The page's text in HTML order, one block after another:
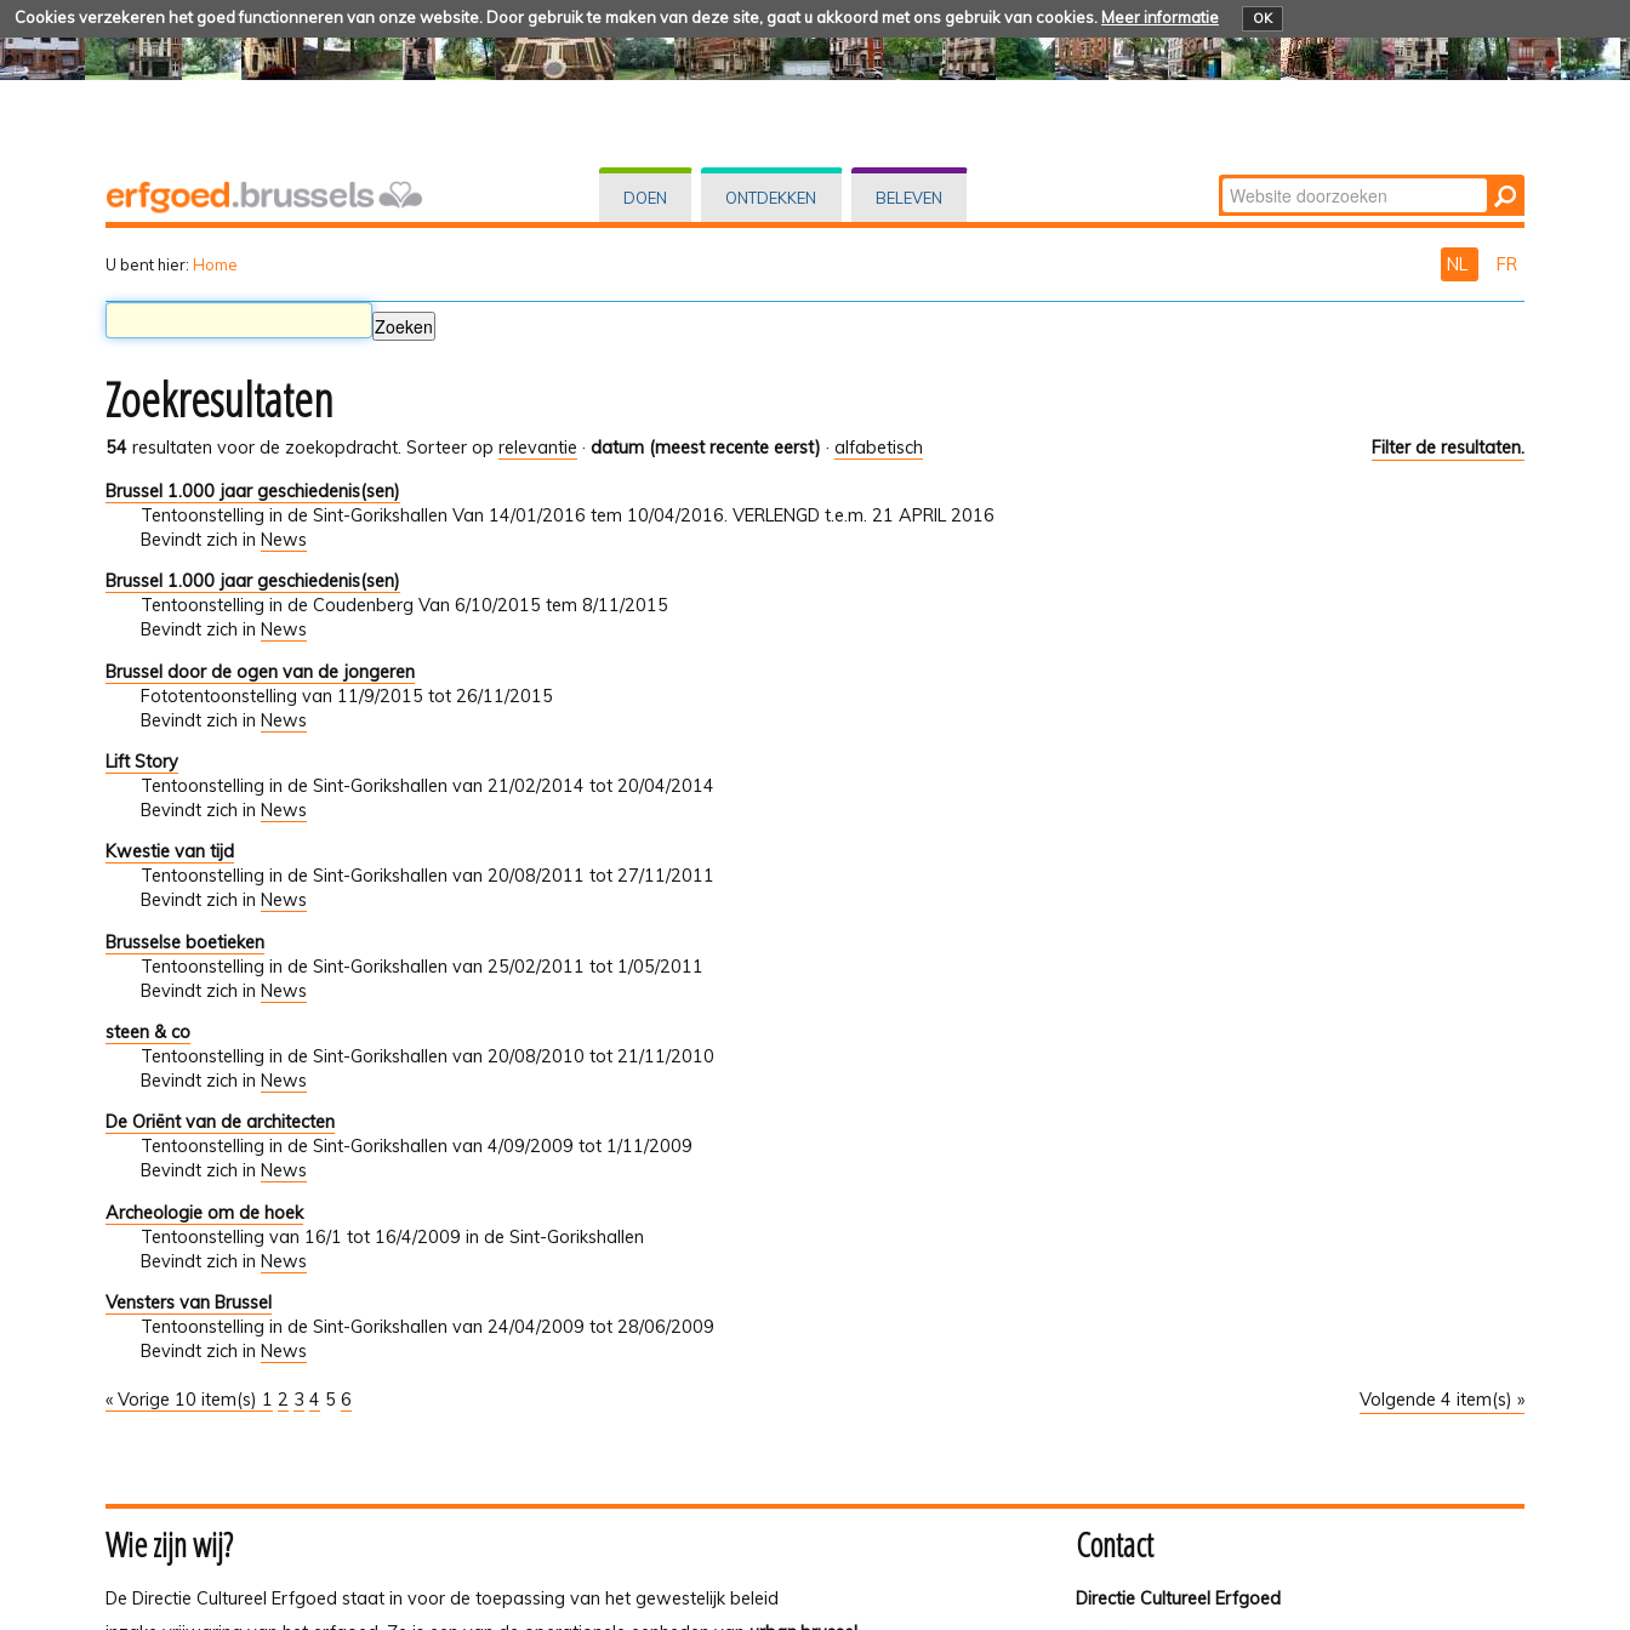
Cookies verzekeren het goed functionneren van onze website. Door gebruik te maken van deze site, gaat u akkoord met ons gebruik van cookies. Meer informatie OK
DOEN ONTDEKKEN BELEVEN Zoek
Geavanceerd
U bent hier: Home NL FR
Zoekresultaten
54 resultaten voor de zoekopdracht. Filter de resultaten.
Sorteer op relevantie · datum (meest recente eerst) · alfabetisch
Brussel 1.000 jaar geschiedenis(sen)
Tentoonstelling in de Sint-Gorikshallen Van 14/01/2016 tem 10/04/2016. VERLENGD t.e.m. 21 APRIL 2016
Bevindt zich in News
Brussel 1.000 jaar geschiedenis(sen)
Tentoonstelling in de Coudenberg Van 6/10/2015 tem 8/11/2015
Bevindt zich in News
Brussel door de ogen van de jongeren
Fototentoonstelling van 11/9/2015 tot 26/11/2015
Bevindt zich in News
Lift Story
Tentoonstelling in de Sint-Gorikshallen van 21/02/2014 tot 20/04/2014
Bevindt zich in News
Kwestie van tijd
Tentoonstelling in de Sint-Gorikshallen van 20/08/2011 tot 27/11/2011
Bevindt zich in News
Brusselse boetieken
Tentoonstelling in de Sint-Gorikshallen van 25/02/2011 tot 1/05/2011
Bevindt zich in News
steen & co
Tentoonstelling in de Sint-Gorikshallen van 20/08/2010 tot 21/11/2010
Bevindt zich in News
De Oriënt van de architecten
Tentoonstelling in de Sint-Gorikshallen van 4/09/2009 tot 1/11/2009
Bevindt zich in News
Archeologie om de hoek
Tentoonstelling van 16/1 tot 16/4/2009 in de Sint-Gorikshallen
Bevindt zich in News
Vensters van Brussel
Tentoonstelling in de Sint-Gorikshallen van 24/04/2009 tot 28/06/2009
Bevindt zich in News
« Vorige 10 item(s) Volgende 4 item(s) »
1 2 3 4 5 6
Wie zijn wij?
De Directie Cultureel Erfgoed staat in voor de toepassing van het gewestelijk beleid
Contact
Directie Cultureel Erfgoed